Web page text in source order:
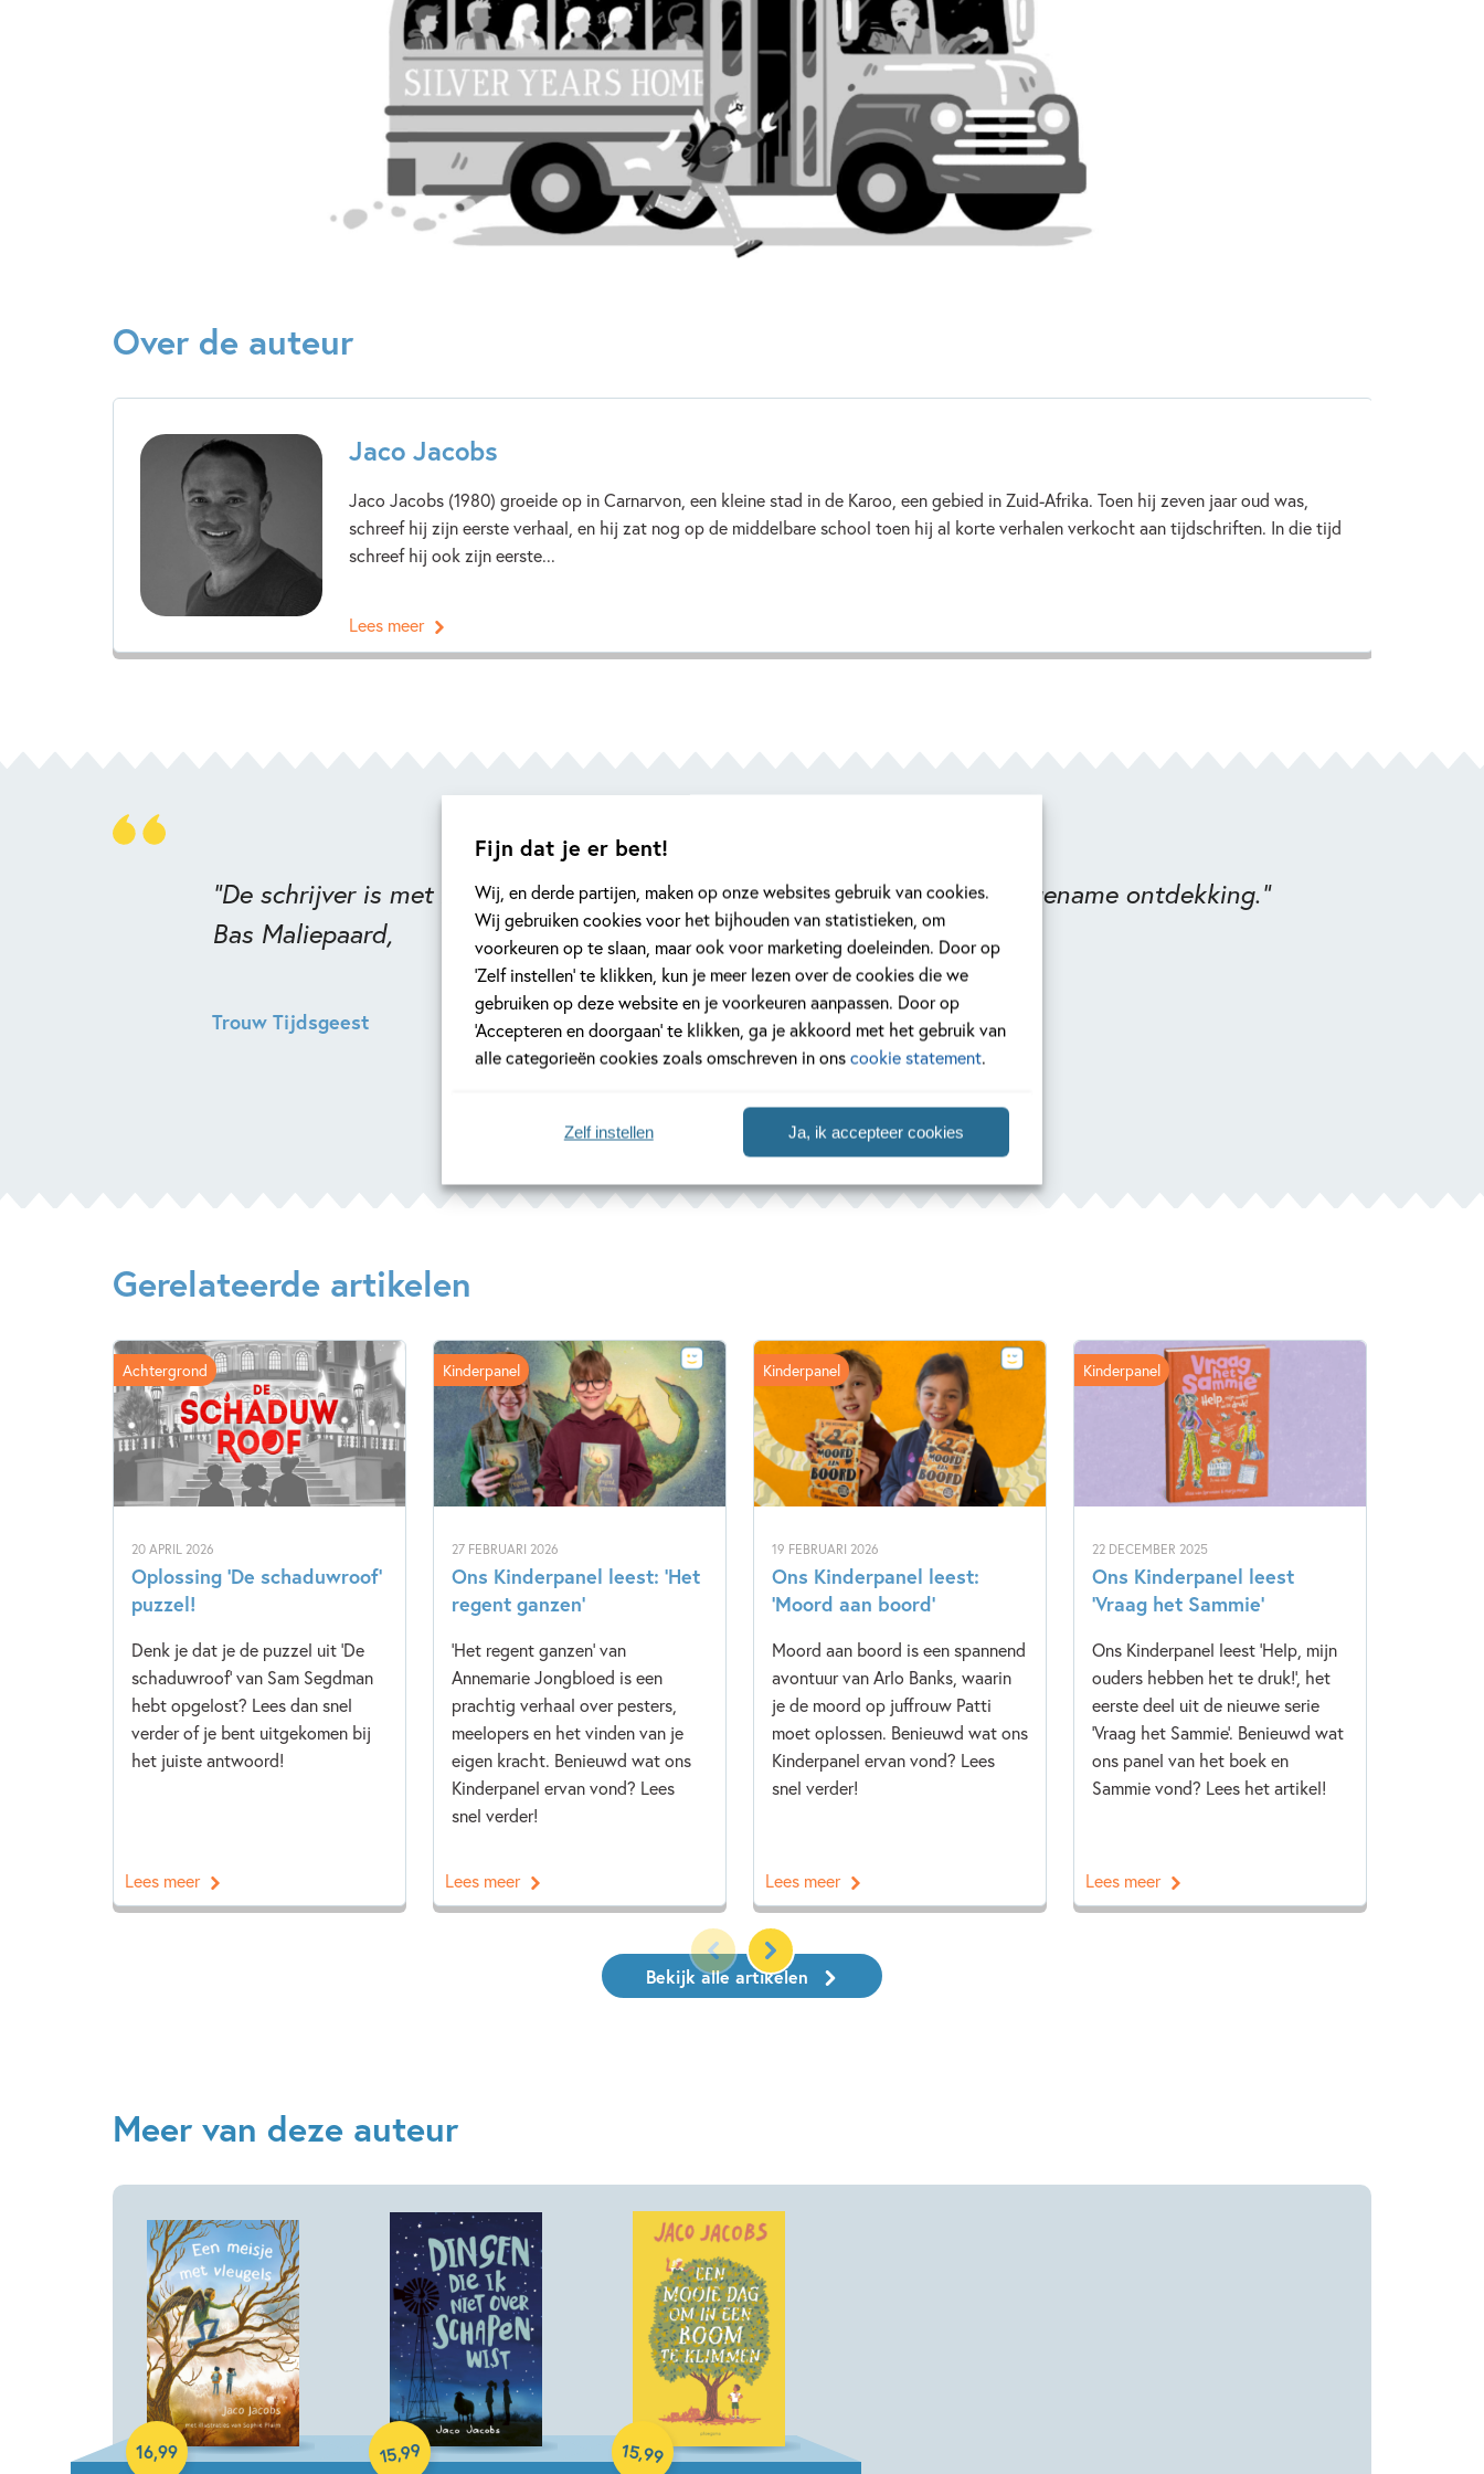
Fijn dat je er bent!
Wij, en derde partijen, maken op onze websites gebruik van cookies.
Wij gebruiken cookies voor het bijhouden van statistieken, om
voorkeuren op te slaan, maar ook voor marketing doeleinden. Door op
‘Zelf instellen’ te klikken, kun je meer lezen over de cookies die we
gebruiken op deze website en je voorkeuren aanpassen. Door op
‘Accepteren en doorgaan’ te klikken, ga je akkoord met het gebruik van
alle categorieën cookies zoals omschreven in onscookie statement.
Ja, ik accepteer cookies
Zelf instellen
Familie & gezin
Liefde & verliefdheid
Vriendschap
Zelfvertrouwen & weerbaarheid
Jaco Jacobs
Over de auteur
Jaco Jacobs
Jaco Jacobs (1980) groeide op in Carnarvon, een kleine stad in de Karoo, een gebied in Zuid-Afrika. Toen hij zeven jaar oud was,
schreef hij zijn eerste verhaal, en hij zat nog op de middelbare school toen hij al korte verhalen verkocht aan tijdschriften. In die tijd
schreef hij ook zijn eerste...
Lees meer
"De schrijver is met zijn warmhartige, wijze en lichtvoetige pen een aangename ontdekking."
Bas Maliepaard,
Trouw Tijdsgeest
Gerelateerde artikelen
20 APRIL 2026
Oplossing ‘De schaduwroof’
puzzel!
Denk je dat je de puzzel uit 'De
schaduwroof' van Sam Segdman
hebt opgelost? Lees dan snel
verder of je bent uitgekomen bij
het juiste antwoord!
Achtergrond
Lees meer
27 FEBRUARI 2026
Ons Kinderpanel leest: ‘Het
regent ganzen’
'Het regent ganzen' van
Annemarie Jongbloed is een
prachtig verhaal over pesters,
meelopers en het vinden van je
eigen kracht. Benieuwd wat ons
Kinderpanel ervan vond? Lees
snel verder!
Kinderpanel
Lees meer
19 FEBRUARI 2026
Ons Kinderpanel leest:
‘Moord aan boord’
Moord aan boord is een spannend
avontuur van Arlo Banks, waarin
je de moord op juffrouw Patti
moet oplossen. Benieuwd wat ons
Kinderpanel ervan vond? Lees
snel verder!
Kinderpanel
Lees meer
22 DECEMBER 2025
Ons Kinderpanel leest
‘Vraag het Sammie’
Ons Kinderpanel leest 'Help, mijn
ouders hebben het te druk!', het
eerste deel uit de nieuwe serie
'Vraag het Sammie'. Benieuwd wat
ons panel van het boek en
Sammie vond? Lees het artikel!
Kinderpanel
Lees meer
Bekijk alle artikelen
Meer van deze auteur
16,99
Hardcover
15,99
Hardcover
15,99
Hardcover